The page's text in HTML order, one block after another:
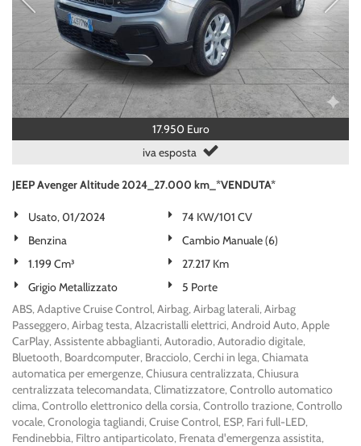
17.950 Euro
iva esposta
JEEP Avenger Altitude 2024_27.000 km_*VENDUTA*
Usato, 01/2024
74 KW/101 CV
Benzina
Cambio Manuale (6)
1.199 Cm³
27.217 Km
Grigio Metallizzato
5 Porte
ABS, Adaptive Cruise Control, Airbag, Airbag laterali, Airbag
Passeggero, Airbag testa, Alzacristalli elettrici, Android Auto, Apple
CarPlay, Assistente abbaglianti, Autoradio, Autoradio digitale,
Bluetooth, Boardcomputer, Bracciolo, Cerchi in lega, Chiamata
automatica per emergenze, Chiusura centralizzata, Chiusura
centralizzata telecomandata, Climatizzatore, Controllo automatico
clima, Controllo elettronico della corsia, Controllo trazione, Controllo
vocale, Cronologia tagliandi, Cruise Control, ESP, Fari full-LED,
Fendinebbia, Filtro antiparticolato, Frenata d'emergenza assistita,
Cookie necessari
Cookie delle preferenze
Cookie per il miglioramento dell'esperienza utente
Cookie analitici
Cookie di marketing
Leggi
la
cookie
policy
Salva
le
impostazioni